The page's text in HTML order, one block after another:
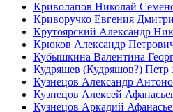
Криволапов Николай
Криворучко Евгения
Крутоярский Александр
Крюков Александр
Кубышкина Валентина
Кудряшев (Кудряшов?) Петр
Кузнецов Александр
Кузнецов Алексей
Кузнецов Аркадий